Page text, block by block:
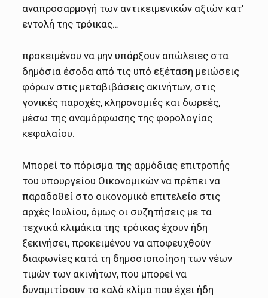
αναπροσαρμογή των αντικειμενικών αξιών κατ’
εντολή της τρόικας…
προκειμένου να μην υπάρξουν απώλειες στα
δημόσια έσοδα από τις υπό εξέταση μειώσεις
φόρων στις μεταβιβάσεις ακινήτων, στις
γονικές παροχές, κληρονομιές και δωρεές,
μέσω της αναμόρφωσης της φορολογίας
κεφαλαίου.
Μπορεί το πόρισμα της αρμόδιας επιτροπής
του υπουργείου Οικονομικών να πρέπει να
παραδοθεί στο οικονομικό επιτελείο στις
αρχές Ιουλίου, όμως οι συζητήσεις με τα
τεχνικά κλιμάκια της τρόικας έχουν ήδη
ξεκινήσει, προκειμένου να αποφευχθούν
διαφωνίες κατά τη δημοσιοποίηση των νέων
τιμών των ακινήτων, που μπορεί να
δυναμιτίσουν το καλό κλίμα που έχει ήδη